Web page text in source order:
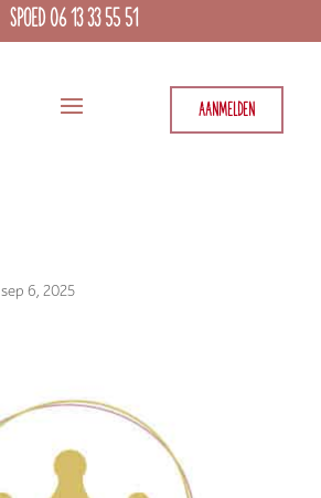
SPOED 06 13 33 55 51
AANMELDEN
sep 6, 2025